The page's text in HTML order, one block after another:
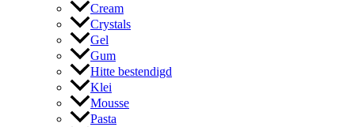
Cream
Crystals
Gel
Gum
Hitte bestendigd
Klei
Mousse
Pasta